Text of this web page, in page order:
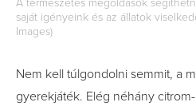
A természetes megoldások
saját igényeink és az állatok
Images)
Nem kell túlgondolni semmit, a
gyerekjáték. Elég néhány